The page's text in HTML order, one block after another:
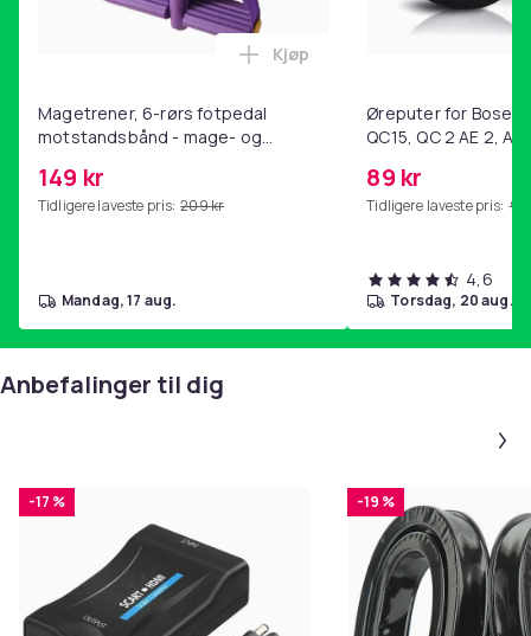
Magetrener, 6-rørs fotpedal
motstandsbånd - mage- og
hjemmegymnastikk Purple
149 kr
Tidligere laveste pris: 209 kr
Legg Magetrener, 6-rørs
Kjøp
mandag, 17 aug.
Øreputer for Bose
QC15, QC 2 AE 2, AE
89 kr
Tidligere laveste pris: 99
4,6
torsdag, 20 aug.
Anbefalinger til dig
-17 % -19 %